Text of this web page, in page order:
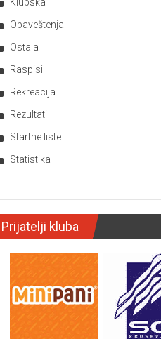
Obaveštenja
Ostala
Raspisi
Rekreacija
Rezultati
Startne liste
Statistika
Prijatelji kluba